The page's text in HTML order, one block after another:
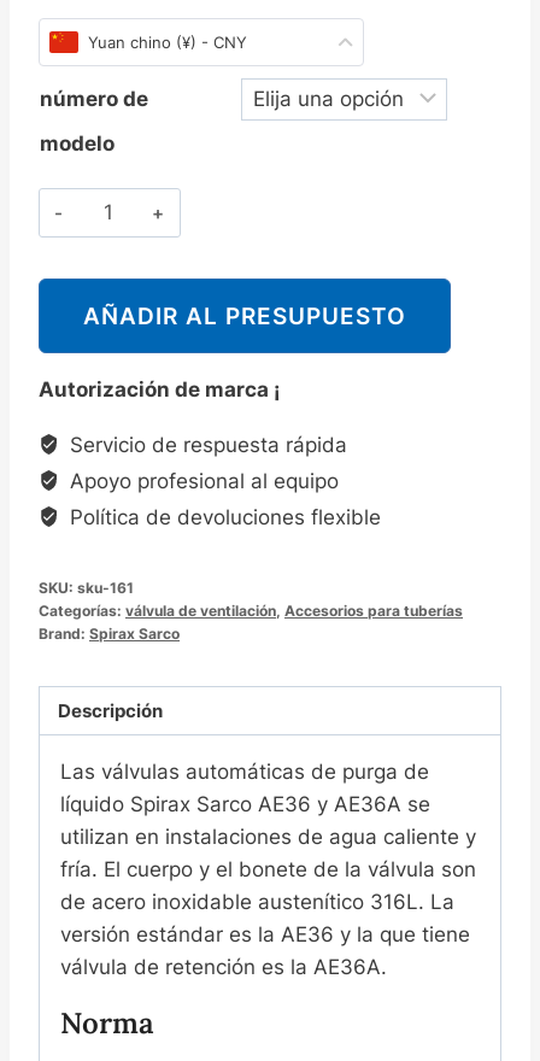
Yuan chino (¥) - CNY
número de
modelo
Cantidad
斯
Sarco
AE36/AE36A
体
系
自
动
空
阀
AÑADIR AL PRESUPUESTO
Autorización de marca ¡
Servicio de respuesta rápida
Apoyo profesional al equipo
Política de devoluciones flexible
SKU: sku-161
Categorías: válvula de ventilación, Accesorios para tuberías
Brand: Spirax Sarco
Descripción
Las válvulas automáticas de purga de
líquido Spirax Sarco AE36 y AE36A se
utilizan en instalaciones de agua caliente y
fría. El cuerpo y el bonete de la válvula son
de acero inoxidable austenítico 316L. La
versión estándar es la AE36 y la que tiene
válvula de retención es la AE36A.
Norma